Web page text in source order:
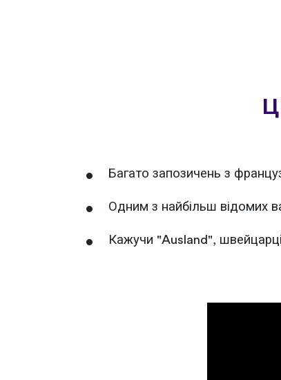
Багато запозичень з
Одним з найбільш відомих
Кажучи "Ausland",